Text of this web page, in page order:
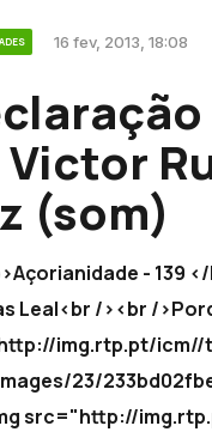
16 fev, 2013, 18:08
Victor
(som)
- 139
Leal<br /><br /
img.rtp.pt/icm//
23/
src="http://